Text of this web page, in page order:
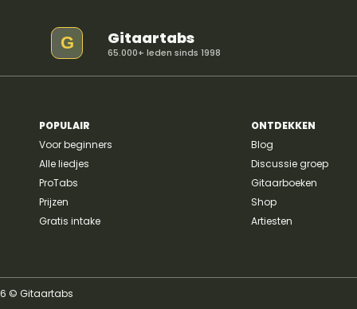
G Gitaartabs
65.000+ leden sinds 1998
POPULAIR
Voor beginners
Alle liedjes
ProTabs
Prijzen
Gratis intake
ONTDEKKEN
Blog
Discussie groep
Gitaarboeken
Shop
Artiesten
© Gitaartabs